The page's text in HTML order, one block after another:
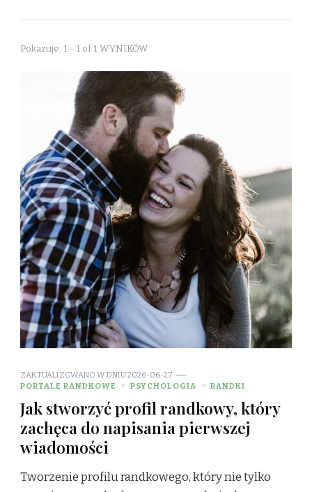
Pokazuje: 1 - 1 of 1 WYNIKÓW
ZAKTUALIZOWANO W DNIU2026-06-27
PORTALE RANDKOWE
PSYCHOLOGIA RANDKI
Jak stworzyć profil randkowy, który
zachęca do napisania pierwszej
wiadomości
Tworzenie profilu randkowego, który nie tylko